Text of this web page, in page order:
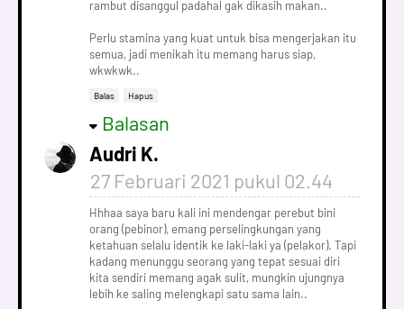
rambut disanggul padahal gak dikasih makan..
Perlu stamina yang kuat untuk bisa mengerjakan itu
semua, jadi menikah itu memang harus siap,
wkwkwk..
Balas Hapus
Balasan
Audri K.
27 Februari 2021 pukul 02.44
Hhhaa saya baru kali ini mendengar perebut bini
orang (pebinor), emang perselingkungan yang
ketahuan selalu identik ke laki-laki ya (pelakor). Tapi
kadang menunggu seorang yang tepat sesuai diri
kita sendiri memang agak sulit, mungkin ujungnya
lebih ke saling melengkapi satu sama lain..